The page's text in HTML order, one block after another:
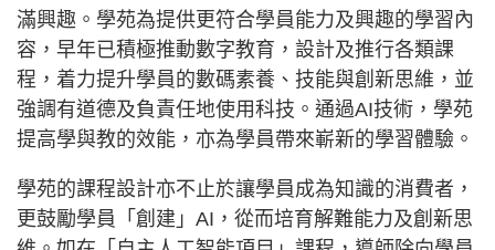
滿興趣。學苑為提供更符合學員能力及興趣的學習內
容，早年已積極推動數字教育，設計及推行各類課
程，着力提升學員的數碼素養、技能與創新思維，並
強調有道德及負責任地使用科技。通過AI技術，學苑
提高學與教的效能，亦為學員帶來嶄新的學習體驗。
學苑的課程設計亦不止於讓學員成為知識的消費者，
更鼓勵學員「創建」AI，從而培育解難能力及創新思